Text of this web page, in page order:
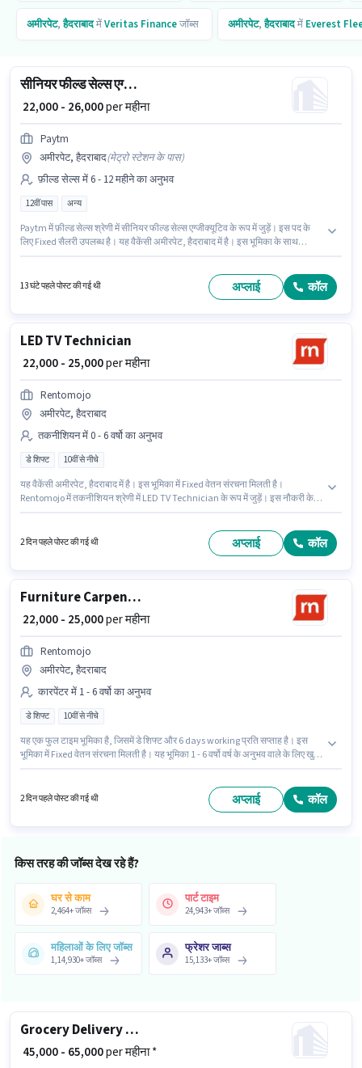
अमीरपेट,हैदराबादमेंVeritas Financeजॉब्स अमीरपेट,हैदराबादमें Everest
सीनियर फील्ड सेल्स एग्जीक्यूटिव
₹ 22,000 - 26,000per महीना
Paytm
अमीरपेट, हैदराबाद(मेट्रो स्टेशन के पास)
फ़ील्ड सेल्स में 6 - 12 महीने का अनुभव
12वीं पास अन्य
Paytm में फ़ील्ड सेल्स श्रेणी में सीनियर फील्ड सेल्स एग्जीक्यूटिव के रूप में जुड़ें। इस पद के
लिए Fixed सैलरी उपलब्ध है। यह वैकेंसी अमीरपेट, हैदराबाद में है। इस भूमिका के साथ
उम्मीदवार के पास 12वीं पास डिग्री/सर्टिफिकेट होना अनिवार्य है।
13 घंटे पहले पोस्ट की गई थी अप्लाई कॉल
LED TV Technician
₹ 22,000 - 25,000per महीना
Rentomojo
अमीरपेट, हैदराबाद
तकनीशियन में 0 - 6 वर्षो का अनुभव
डे शिफ्ट 10वीं से नीचे
यह वैकेंसी अमीरपेट, हैदराबाद में है। इस भूमिका में Fixed वेतन संरचना मिलती है।
Rentomojo में तकनीशियन श्रेणी में LED TV Technician के रूप में जुड़ें। इस नौकरी के
वाले के लिए खुली है, मासिक वेतन ₹25000 रहेगा।
2 दिन पहले पोस्ट की गई थी अप्लाई कॉल
Furniture Carpenter
₹ 22,000 - 25,000per महीना
Rentomojo
अमीरपेट, हैदराबाद
कारपेंटर में 1 - 6 वर्षो का अनुभव
डे शिफ्ट 10वीं से नीचे
यह एक फुल टाइम भूमिका है, जिसमें डे शिफ्ट और 6 days working प्रति सप्ताह है। इस
भूमिका में Fixed वेतन संरचना मिलती है। यह भूमिका 1 - 6 वर्षो वर्ष के अनुभव वाले के लिए खुली
स्थित है।
2 दिन पहले पोस्ट की गई थी अप्लाई कॉल
किस तरह की जॉब्स देख रहे हैं?
घर से काम
2,464+जॉब्स
पार्ट टाइम
24,943+जॉब्स
महिलाओं के लिए जॉब्स
1,14,930+जॉब्स
फ्रेशर जाब्स
15,133+जॉब्स
Grocery Delivery Boy
₹ 45,000 - 65,000per महीना *